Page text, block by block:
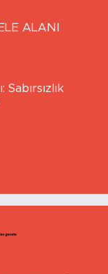
ALANI
Sabırsızlık